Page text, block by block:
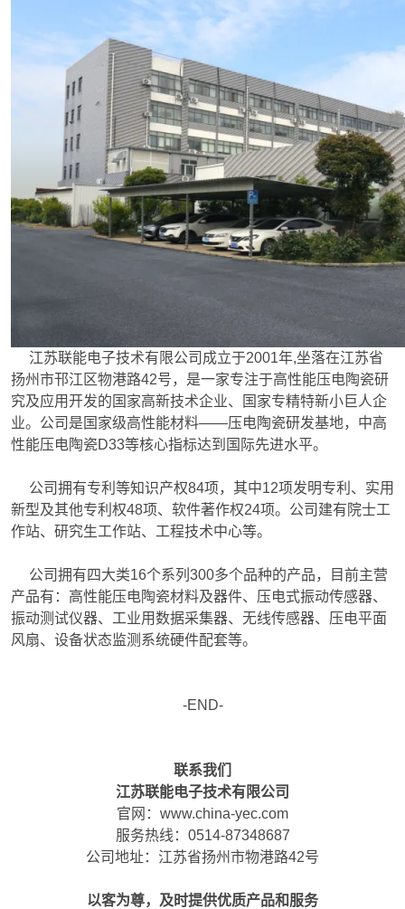
江苏联能电子技术有限公司成立于2001年,坐落在江苏省
扬州市邗江区物港路42号，是一家专注于高性能压电陶瓷研
究及应用开发的国家高新技术企业、国家专精特新小巨人企
业。公司是国家级高性能材料——压电陶瓷研发基地，中高
性能压电陶瓷D33等核心指标达到国际先进水平。
公司拥有专利等知识产权84项，其中12项发明专利、实用
新型及其他专利权48项、软件著作权24项。公司建有院士工
作站、研究生工作站、工程技术中心等。
公司拥有四大类16个系列300多个品种的产品，目前主营
产品有：高性能压电陶瓷材料及器件、压电式振动传感器、
振动测试仪器、工业用数据采集器、无线传感器、压电平面
风扇、设备状态监测系统硬件配套等。
-END-
联系我们
江苏联能电子技术有限公司
官网：www.china-yec.com
服务热线：0514-87348687
公司地址：江苏省扬州市物港路42号
以客为尊，及时提供优质产品和服务